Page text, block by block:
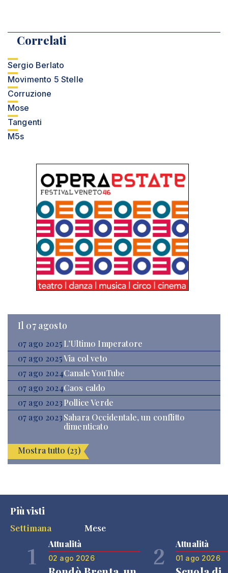
Correlati
Sergio Berlato
Movimento 5 Stelle
Corruzione
Mose
Tangenti
M5s
Il 07 agosto
07 ago 2025 L’Ultimo Imperatore
07 ago 2025Via col veto
07 ago 2024Canale YouTube
07 ago 2024Caos caldo
07 ago 2023Pollice Verde
07 ago 2023Sahara Occidentale, un conflitto
dimenticato
Mostra tutto (23)
Più visti
Settimana
Mese
1 Attualità
02 ago 2026 2 Attualità
01 ago 2026